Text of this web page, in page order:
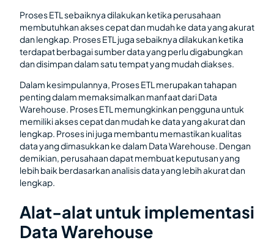
Proses ETL sebaiknya dilakukan ketika perusahaan
membutuhkan akses cepat dan mudah ke data yang akurat
dan lengkap. Proses ETL juga sebaiknya dilakukan ketika
terdapat berbagai sumber data yang perlu digabungkan
dan disimpan dalam satu tempat yang mudah diakses.
Dalam kesimpulannya, Proses ETL merupakan tahapan
penting dalam memaksimalkan manfaat dari Data
Warehouse. Proses ETL memungkinkan pengguna untuk
memiliki akses cepat dan mudah ke data yang akurat dan
lengkap. Proses ini juga membantu memastikan kualitas
data yang dimasukkan ke dalam Data Warehouse. Dengan
demikian, perusahaan dapat membuat keputusan yang
lebih baik berdasarkan analisis data yang lebih akurat dan
lengkap.
Alat-alat untuk implementasi
Data Warehouse